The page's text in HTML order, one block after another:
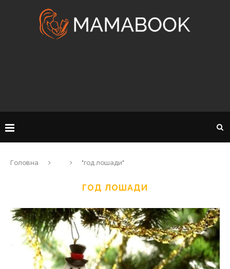
Головна "год лошади"
ГОД ЛОШАДИ